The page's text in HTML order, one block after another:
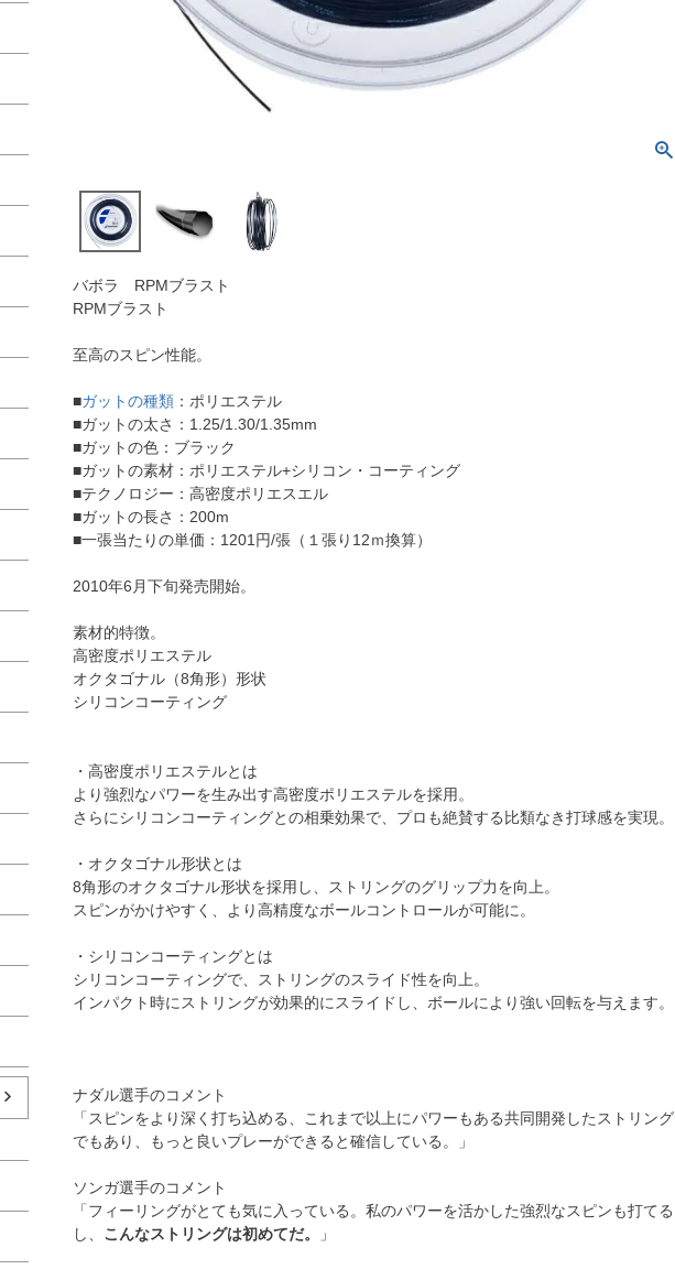
バボラ RPMブラスト
RPMブラスト
至高のスピン性能。
■ガットの種類 ：ポリエステル
■ガットの太さ：1.25/1.30/1.35mm
■ガットの色：ブラック
■ガットの素材：ポリエステル+シリコン・コーティング
■テクノロジー：高密度ポリエスエル
■ガットの長さ：200m
■一張当たりの単価：1201円/張（１張り12ｍ換算）
2010年6月下旬発売開始。
素材的特徴。
高密度ポリエステル
オクタゴナル（8角形）形状
シリコンコーティング
・高密度ポリエステルとは
より強烈なパワーを生み出す高密度ポリエステルを採用。
さらにシリコンコーティングとの相乗効果で、プロも絶賛する比類なき打球感を実現。
・オクタゴナル形状とは
8角形のオクタゴナル形状を採用し、ストリングのグリップ力を向上。
スピンがかけやすく、より高精度なボールコントロールが可能に。
・シリコンコーティングとは
シリコンコーティングで、ストリングのスライド性を向上。
インパクト時にストリングが効果的にスライドし、ボールにより強い回転を与えます。
ナダル選手のコメント
「スピンをより深く打ち込める、これまで以上にパワーもある共同開発したストリング
でもあり、もっと良いプレーができると確信している。」
ソンガ選手のコメント
「フィーリングがとても気に入っている。私のパワーを活かした強烈なスピンも打てる
し、 こんなストリングは初めてだ。 」